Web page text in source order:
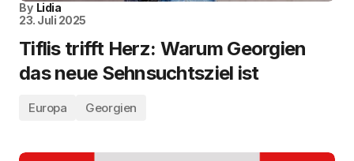
By Lidia
23. Juli 2025
Tiflis trifft Herz: Warum Georgien
das neue Sehnsuchtsziel ist
Europa Georgien